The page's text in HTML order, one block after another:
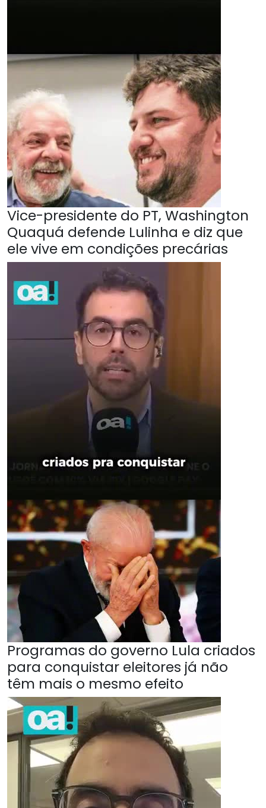
Vice-presidente do PT, Washington
Quaquá defende Lulinha e diz que
ele vive em condições precárias
Programas do governo Lula criados
para conquistar eleitores já não
têm mais o mesmo efeito